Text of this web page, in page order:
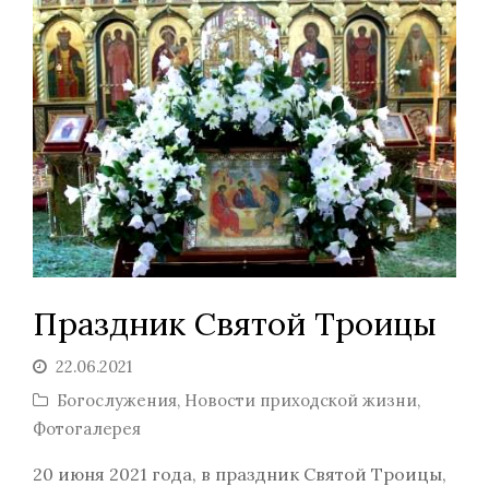
Праздник Святой Троицы
22.06.2021
Богослужения, Новости приходской жизни,
Фотогалерея
20 июня 2021 года, в праздник Святой Троицы,